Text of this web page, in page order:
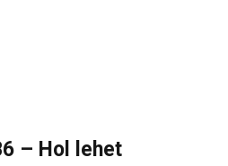
– Hol lehet